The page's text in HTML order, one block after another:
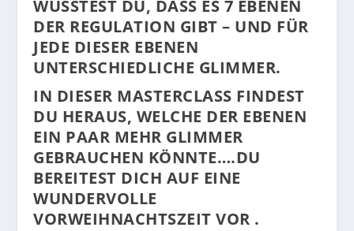
WUSSTEST DU, DASS ES 7 EBENEN
DER REGULATION GIBT – UND FÜR
JEDE DIESER EBENEN
UNTERSCHIEDLICHE GLIMMER.
IN DIESER MASTERCLASS FINDEST
DU HERAUS, WELCHE DER EBENEN
EIN PAAR MEHR GLIMMER
GEBRAUCHEN KÖNNTE….DU
BEREITEST DICH AUF EINE
WUNDERVOLLE
VORWEIHNACHTSZEIT VOR .